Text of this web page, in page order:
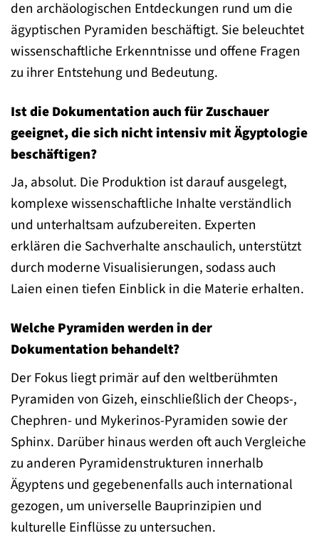
den archäologischen Entdeckungen rund um die
ägyptischen Pyramiden beschäftigt. Sie beleuchtet
wissenschaftliche Erkenntnisse und offene Fragen
zu ihrer Entstehung und Bedeutung.
Ist die Dokumentation auch für Zuschauer
geeignet, die sich nicht intensiv mit Ägyptologie
beschäftigen?
Ja, absolut. Die Produktion ist darauf ausgelegt,
komplexe wissenschaftliche Inhalte verständlich
und unterhaltsam aufzubereiten. Experten
erklären die Sachverhalte anschaulich, unterstützt
durch moderne Visualisierungen, sodass auch
Laien einen tiefen Einblick in die Materie erhalten.
Welche Pyramiden werden in der
Dokumentation behandelt?
Der Fokus liegt primär auf den weltberühmten
Pyramiden von Gizeh, einschließlich der Cheops-,
Chephren- und Mykerinos-Pyramiden sowie der
Sphinx. Darüber hinaus werden oft auch Vergleiche
zu anderen Pyramidenstrukturen innerhalb
Ägyptens und gegebenenfalls auch international
gezogen, um universelle Bauprinzipien und
kulturelle Einflüsse zu untersuchen.